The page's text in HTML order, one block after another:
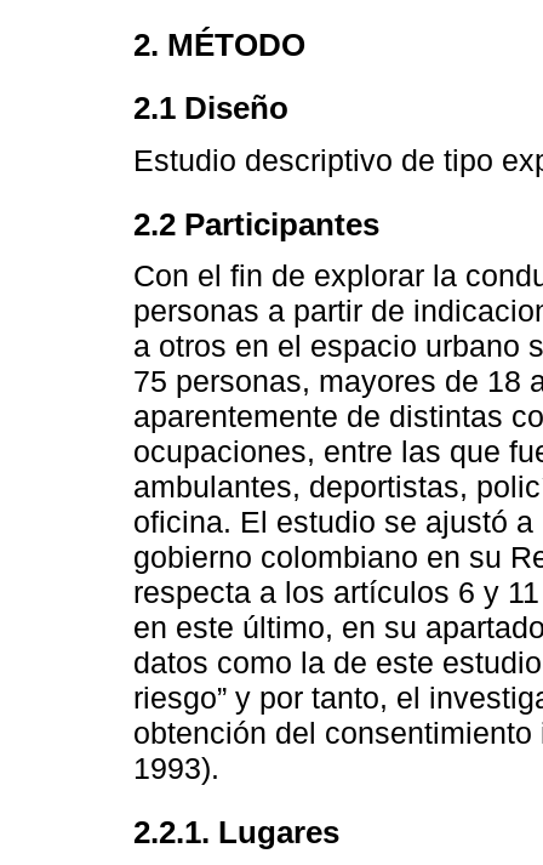
2. MÉTODO
2.1 Diseño
Estudio descriptivo de tipo
2.2 Participantes
Con el fin de explorar la
personas a partir de
a otros en el espacio urbano
75 personas, mayores de 18
aparentemente de distintas
ocupaciones, entre las que
ambulantes, deportistas,
oficina. El estudio se ajustó
gobierno colombiano en su
respecta a los artículos 6 y
en este último, en su
datos como la de este
riesgo” y por tanto, el
obtención del
1993).
2.2.1. Lugares